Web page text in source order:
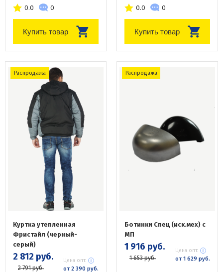
0.0 0
Купить товар
0.0 0
Купить товар
Распродажа
Куртка утепленная
Фристайл (черный-
серый)
2 812 руб.
2 791 руб.
Цена опт:
от 2 390 руб.
Распродажа
Ботинки Спец (иск.мех) с
МП
1 916 руб.
1 653 руб.
Цена опт:
от 1 629 руб.